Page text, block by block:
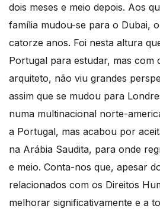
dois meses e meio depois. Aos
família mudou-se para o Dubai,
catorze anos. Foi nesta altura
Portugal para estudar, mas com
arquiteto, não viu grandes
assim que se mudou para
numa multinacional norte-
a Portugal, mas acabou por
na Arábia Saudita, para onde
e meio. Conta-nos que, apesar
relacionados com os Direitos
melhorar significativamente e a